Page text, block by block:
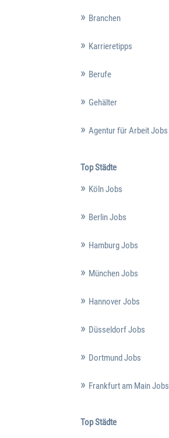
Branchen
Karrieretipps
Berufe
Gehälter
Agentur für Arbeit Jobs
Top Städte
Köln Jobs
Berlin Jobs
Hamburg Jobs
München Jobs
Hannover Jobs
Düsseldorf Jobs
Dortmund Jobs
Frankfurt am Main Jobs
Top Städte